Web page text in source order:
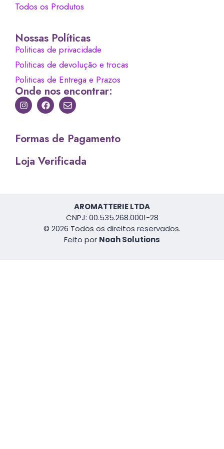
Todos os Produtos
Nossas Políticas
Politicas de privacidade
Politicas de devolução e trocas
Politicas de Entrega e Prazos
Onde nos encontrar:
Formas de Pagamento
Loja Verificada
AROMATTERIE LTDA
CNPJ: 00.535.268.0001-28
© 2026 Todos os direitos reservados.
Feito por Noah Solutions